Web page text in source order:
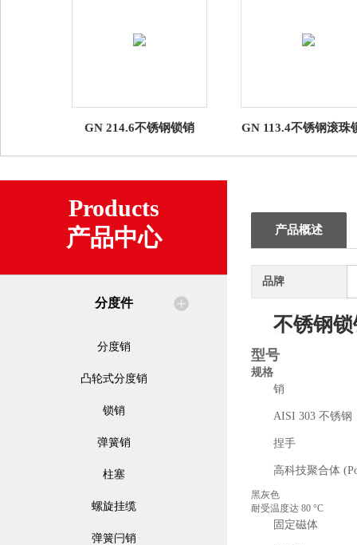
GN 214.6不锈钢锁销 GN 113.4不锈钢滚珠
Products
产品中心
分度件
分度销
凸轮式分度销
锁销
弹簧销
柱塞
螺旋挂缆
弹簧闩销
产品概述
品牌
不锈钢
型号
规格
销
AISI 303 不锈钢
捏手
高科技聚合体
黑灰色
耐受温度达 80 °C
固定磁体